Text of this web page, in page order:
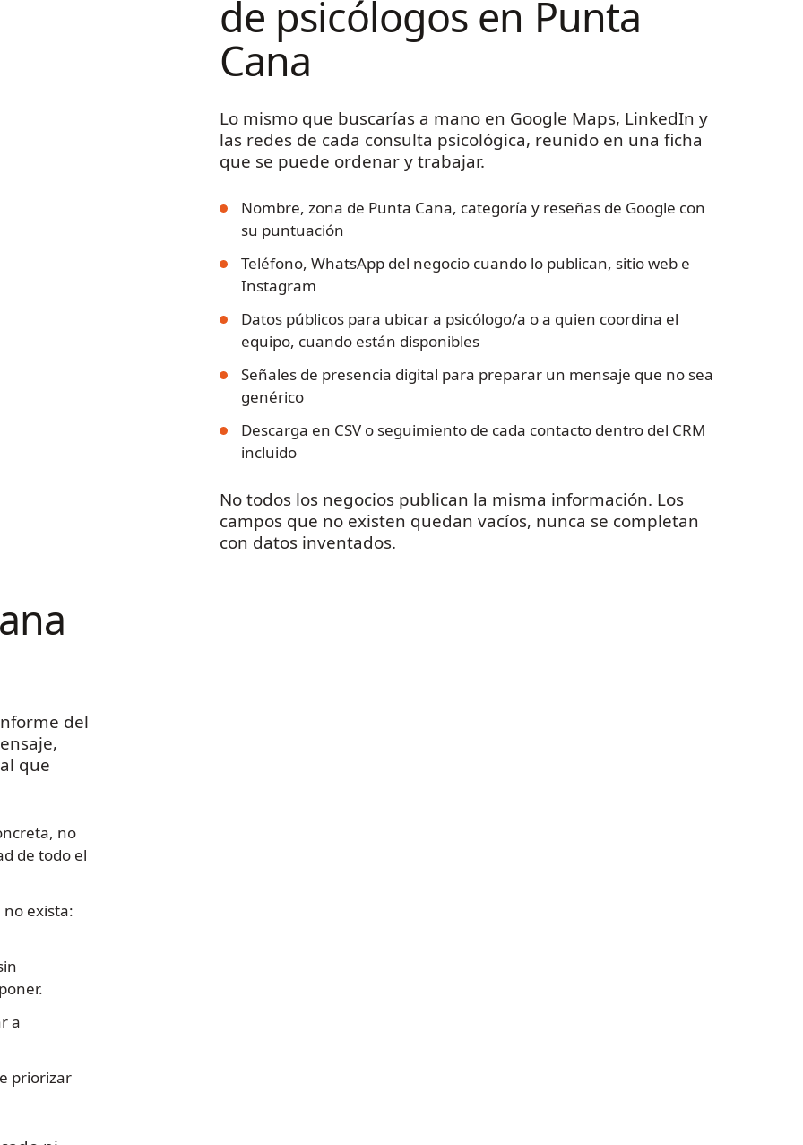
de psicólogos en Punta
Cana
Lo mismo que buscarías a mano en Google Maps, LinkedIn y
las redes de cada consulta psicológica, reunido en una ficha
que se puede ordenar y trabajar.
Nombre, zona de Punta Cana, categoría y reseñas de Google con
su puntuación
Teléfono, WhatsApp del negocio cuando lo publican, sitio web e
Instagram
Datos públicos para ubicar a psicólogo/a o a quien coordina el
equipo, cuando están disponibles
Señales de presencia digital para preparar un mensaje que no sea
genérico
Descarga en CSV o seguimiento de cada contacto dentro del CRM
incluido
No todos los negocios publican la misma información. Los
campos que no existen quedan vacíos, nunca se completan
con datos inventados.
del
que
no
de todo el
exista:
a
priorizar